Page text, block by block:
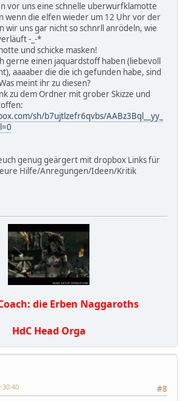
vor uns eine schnelle uberwurfklamotte
wenn die elfen wieder um 12 Uhr vor der
wir uns gar nicht so schnrll anrödeln, wie
-_-*
und schicke masken!
gerne einen jaquardstoff haben (liebevoll
aaaaber die die ich gefunden habe, sind
meint ihr zu diesen?
zu dem Ordner mit grober Skizze und
sh/b7ujtlzefr6qvbs/AABz3Bql__yy_
genug geärgert mit dropbox Links für
Hilfe/Anregungen/Ideen/Kritik
die Erben Naggaroths
HdC Head Orga
#8